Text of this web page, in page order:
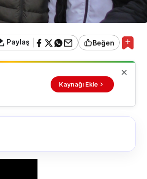
Paylaş Beğen
Kaynağı Ekle